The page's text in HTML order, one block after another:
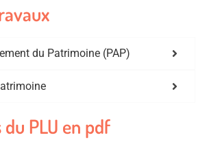
du Patrimoine (PAP)
PLU en pdf